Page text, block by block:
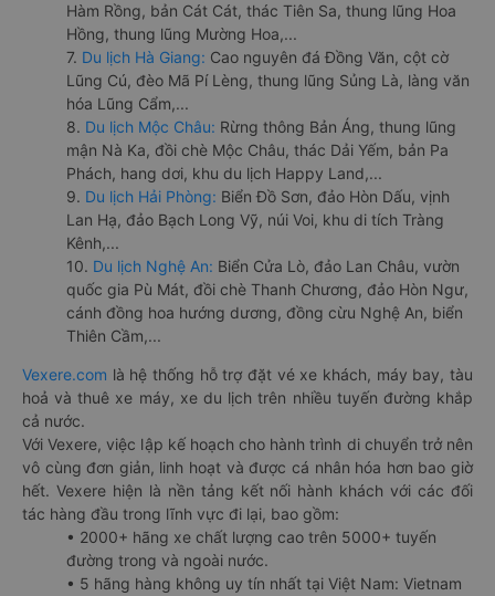
Hàm Rồng, bản Cát Cát, thác Tiên Sa, thung lũng Hoa
Hồng, thung lũng Mường Hoa,...
7. Du lịch Hà Giang: Cao nguyên đá Đồng Văn, cột cờ
Lũng Cú, đèo Mã Pí Lèng, thung lũng Sủng Là, làng văn
hóa Lũng Cẩm,...
8. Du lịch Mộc Châu: Rừng thông Bản Áng, thung lũng
mận Nà Ka, đồi chè Mộc Châu, thác Dải Yếm, bản Pa
Phách, hang dơi, khu du lịch Happy Land,...
9. Du lịch Hải Phòng: Biển Đồ Sơn, đảo Hòn Dấu, vịnh
Lan Hạ, đảo Bạch Long Vỹ, núi Voi, khu di tích Tràng
Kênh,...
10. Du lịch Nghệ An: Biển Cửa Lò, đảo Lan Châu, vườn
quốc gia Pù Mát, đồi chè Thanh Chương, đảo Hòn Ngư,
cánh đồng hoa hướng dương, đồng cừu Nghệ An, biển
Thiên Cầm,...
Vexere.com là hệ thống hỗ trợ đặt vé xe khách, máy bay, tàu
hoả và thuê xe máy, xe du lịch trên nhiều tuyến đường khắp
cả nước.
Với Vexere, việc lập kế hoạch cho hành trình di chuyển trở nên
vô cùng đơn giản, linh hoạt và được cá nhân hóa hơn bao giờ
hết. Vexere hiện là nền tảng kết nối hành khách với các đối
tác hàng đầu trong lĩnh vực đi lại, bao gồm:
• 2000+ hãng xe chất lượng cao trên 5000+ tuyến
đường trong và ngoài nước.
• 5 hãng hàng không uy tín nhất tại Việt Nam: Vietnam